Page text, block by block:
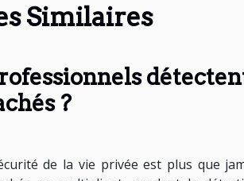
Similaires
?
de la vie privée est plus que